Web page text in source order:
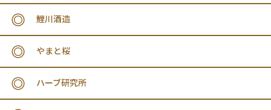
鯉川酒造
やまと桜
ハーブ研究所